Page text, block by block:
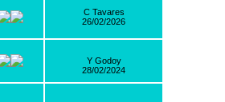
C Tavares
26/02/2026
Y Godoy
28/02/2024